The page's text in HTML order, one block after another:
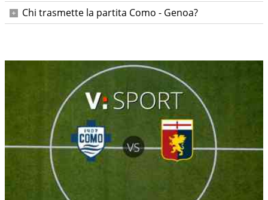
Ad oggi il capocannoniere del Como è Assane Diao con 8
gol, mentre il capocannoniere del Genoa è Andrea
Chi trasmette la partita Como - Genoa?